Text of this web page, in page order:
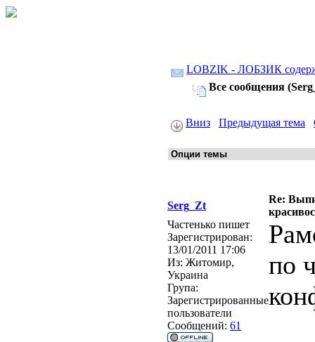
LOBZIK - ЛОБЗИК
Все сообщения
Вниз Предыдущая тема
Serg_Zt
Re:
Частенько пишет
Зарегистрирован:
13/01/2011 17:06
Из: Житомир,
Украина
Група:
Зарегистрированные
пользователи
Сообщений: 61
по